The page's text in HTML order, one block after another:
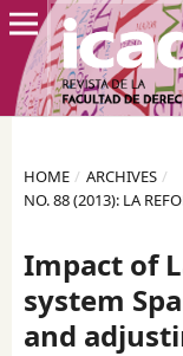
HOME / ARCHIVES /
NO. 88 (2013): LA
Impact of
system
and